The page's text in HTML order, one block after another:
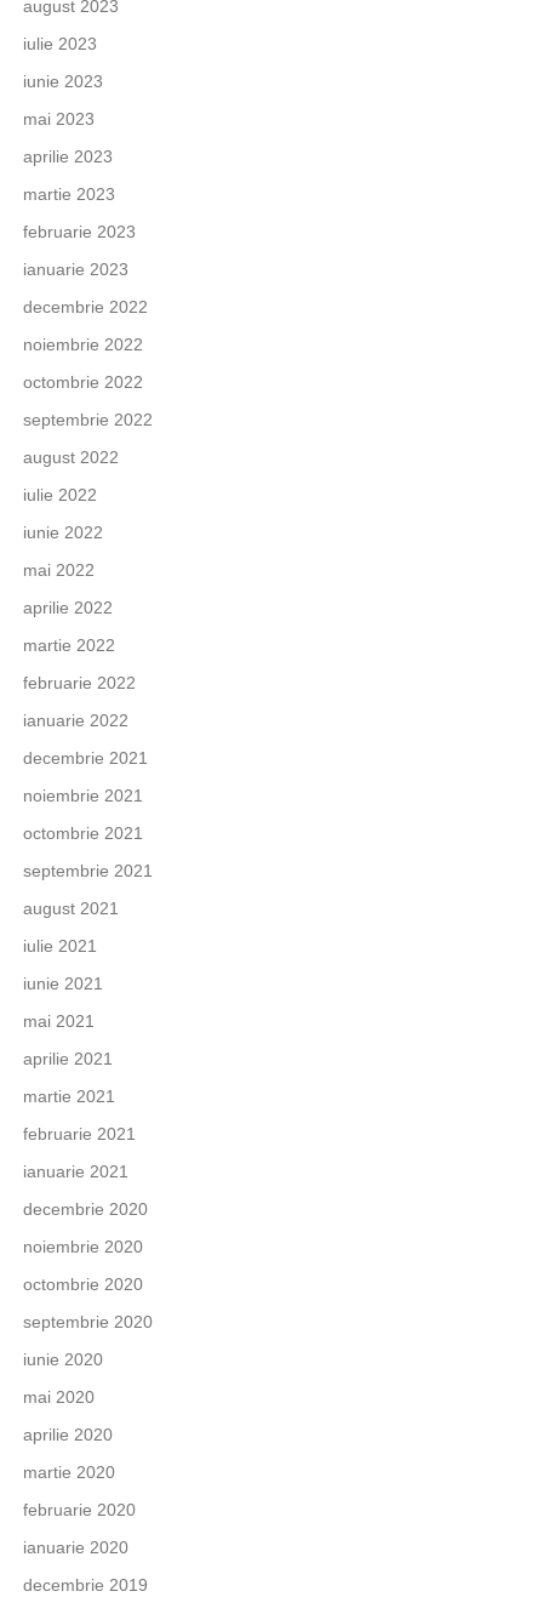
august 2023
iulie 2023
iunie 2023
mai 2023
aprilie 2023
martie 2023
februarie 2023
ianuarie 2023
decembrie 2022
noiembrie 2022
octombrie 2022
septembrie 2022
august 2022
iulie 2022
iunie 2022
mai 2022
aprilie 2022
martie 2022
februarie 2022
ianuarie 2022
decembrie 2021
noiembrie 2021
octombrie 2021
septembrie 2021
august 2021
iulie 2021
iunie 2021
mai 2021
aprilie 2021
martie 2021
februarie 2021
ianuarie 2021
decembrie 2020
noiembrie 2020
octombrie 2020
septembrie 2020
iunie 2020
mai 2020
aprilie 2020
martie 2020
februarie 2020
ianuarie 2020
decembrie 2019